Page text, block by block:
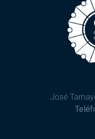
José